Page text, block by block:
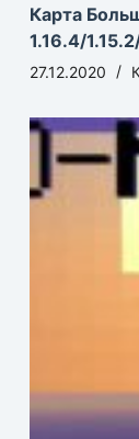
Карта
1.16.4/
27.12.2020